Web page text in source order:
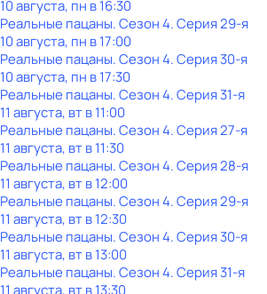
10 августа, пн в 16:30
Реальные пацаны. Сезон 4. Серия 29-я
10 августа, пн в 17:00
Реальные пацаны. Сезон 4. Серия 30-я
10 августа, пн в 17:30
Реальные пацаны. Сезон 4. Серия 31-я
11 августа, вт в 11:00
Реальные пацаны. Сезон 4. Серия 27-я
11 августа, вт в 11:30
Реальные пацаны. Сезон 4. Серия 28-я
11 августа, вт в 12:00
Реальные пацаны. Сезон 4. Серия 29-я
11 августа, вт в 12:30
Реальные пацаны. Сезон 4. Серия 30-я
11 августа, вт в 13:00
Реальные пацаны. Сезон 4. Серия 31-я
11 августа, вт в 13:30